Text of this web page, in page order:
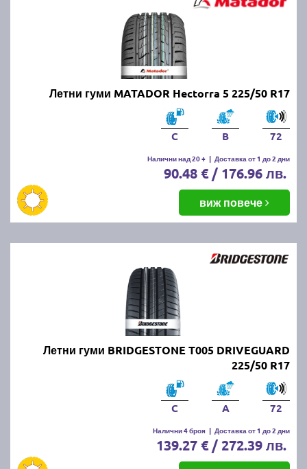
Летни гуми MATADOR Hectorra 5 225/50 R17
C B 72
Налични над 20 + | Доставка от 1 до 2 дни
90.48 € / 176.96 лв.
виж повече
Летни гуми BRIDGESTONE T005 DRIVEGUARD
225/50 R17
C A 72
Налични 4 броя | Доставка от 1 до 2 дни
139.27 € / 272.39 лв.